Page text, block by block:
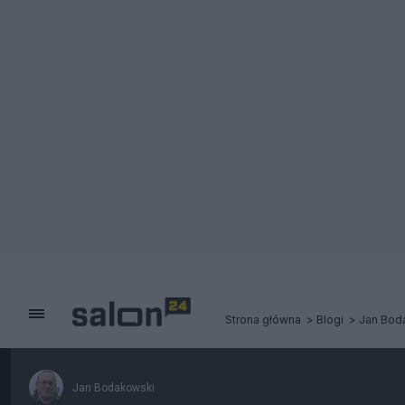
Strona główna Blogi Jan
Jan Bodakowski